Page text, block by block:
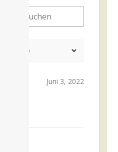
Juni 3, 2022